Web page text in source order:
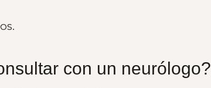
con un neurólogo?